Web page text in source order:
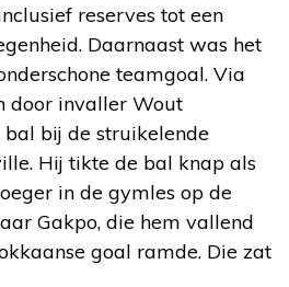
reserves tot een
Daarnaast was het
teamgoal. Via
door invaller Wout
bij de struikelende
Hij tikte de bal knap als
in de gymles op de
Gakpo, die hem vallend
goal ramde. Die zat